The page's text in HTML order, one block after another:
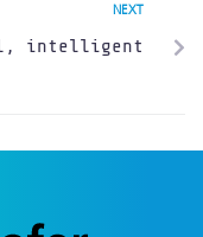
NEXT
intelligent